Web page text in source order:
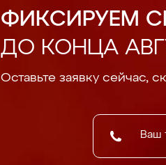
ФИКСИРУЕМ
ДО КОНЦА
Оставьте заявку сейчас,